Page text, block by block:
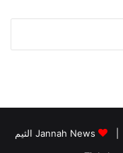
Jannah News الثيم